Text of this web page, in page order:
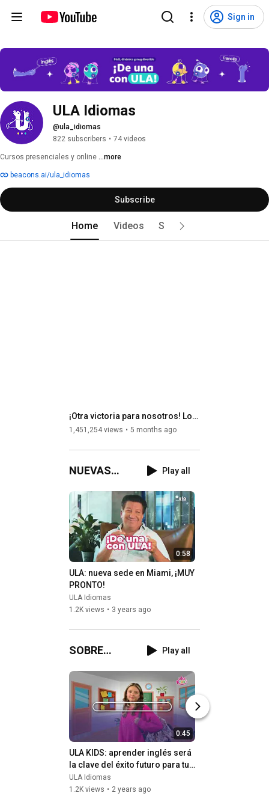
Sign in
@ula_idiomas
822 subscribers • 74 videos
Cursos presenciales y online ...more
beacons.ai/ula_idiomas
Subscribe
Home Videos Shorts
¡Otra victoria para nosotros! Los “no tan súper” lo intentaron otra vez con sus métodos de siempre 🙄
1,451,254 views 5 months ago
NUEVAS
Play all
0:58
ULA: nueva sede en Miami, ¡MUY
PRONTO!
ULA Idiomas
1.2K views • 3 years ago
SOBRE
Play all
0:45
ULA KIDS: aprender inglés será
la clave del éxito futuro para tu
pequeño 🚀
ULA Idiomas
1.2K views • 2 years ago